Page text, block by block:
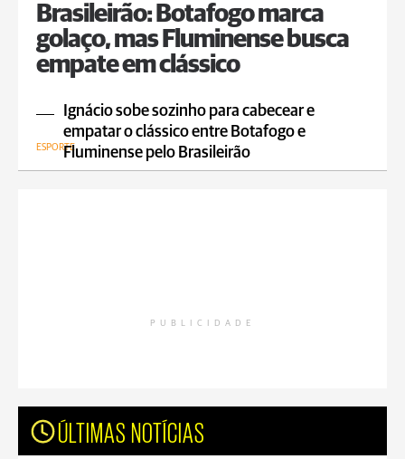
Brasileirão: Botafogo marca
golaço, mas Fluminense busca
empate em clássico
Ignácio sobe sozinho para cabecear e
empatar o clássico entre Botafogo e
Fluminense pelo Brasileirão
ESPORTE
PUBLICIDADE
ÚLTIMAS NOTÍCIAS